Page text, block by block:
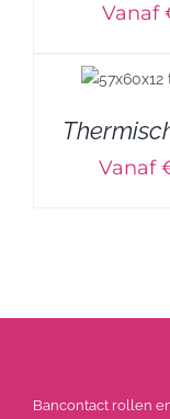
Vanaf
Vanaf
Bancontact rollen